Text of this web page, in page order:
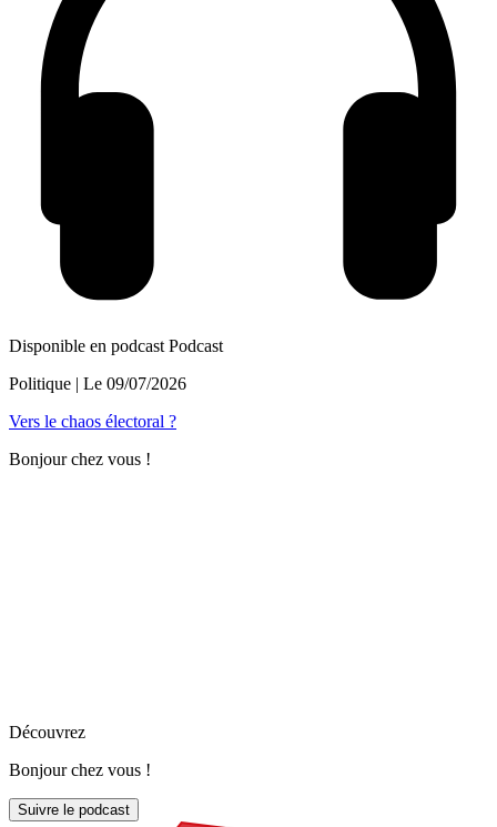
Disponible en podcast Podcast
Politique | Le 09/07/2026
Vers le chaos électoral ?
Bonjour chez vous !
Découvrez
Bonjour chez vous !
Suivre le podcast